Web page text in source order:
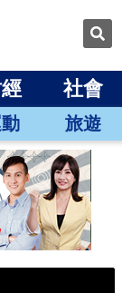
社會
旅遊